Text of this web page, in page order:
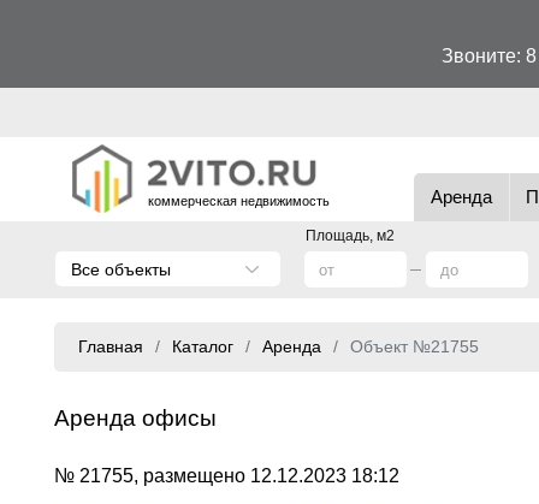
Звоните:
коммерческая недвижимость Аренда
Площадь, м2
Все объекты
Главная Каталог Аренда Объект №21755
Аренда офисы
№ 21755, размещено 12.12.2023 18:12